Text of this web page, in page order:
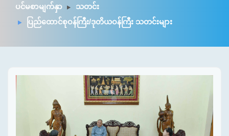
ပင်မစာမျက်နှာ
သတင်း
ပြည်ထောင်စုဝန်ကြီး/ဒုတိယဝန်ကြီး သတင်းများ